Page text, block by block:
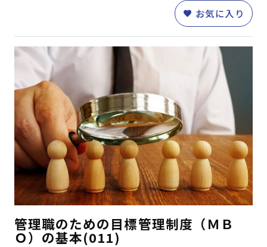
お気に入り
管理職のための目標管理制度（ＭＢ
Ｏ）の基本(011)